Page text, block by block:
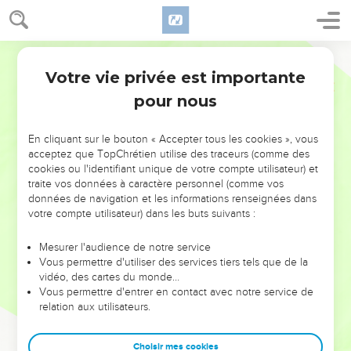
NE MANQUEZ PAS L’ÉVÉNEMENT
DE L’ANNÉE !
ET SI LEURS ERREURS POUVAIENT VOUS ÉVITER LES
VOTRES ?
leur foi ou leur vision. Mais on voit moins les doutes, les erreurs
et les saisons difficiles qu'ils ont traversés, alors même que ce
sont elles qui les ont façonnés.
Dans cette conférence, leaders, entrepreneurs, et responsables
clés pour avancer avec plus de sagesse afin que leurs erreurs
Votre vie privée est importante
pour nous
En cliquant sur le bouton « Accepter tous les cookies », vous
acceptez que TopChrétien utilise des traceurs (comme des
cookies ou l'identifiant unique de votre compte utilisateur) et
traite vos données à caractère personnel (comme vos
données de navigation et les informations renseignées dans
votre compte utilisateur) dans les buts suivants :
Mesurer l'audience de notre service
Vous permettre d'utiliser des services tiers tels que de la
vidéo, des cartes du monde…
Vous permettre d'entrer en contact avec notre service de
relation aux utilisateurs.
Choisir mes cookies